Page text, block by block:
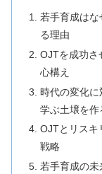
若手育成は
る理由
OJTを成功さ
心構え
時代の変化に
学ぶ土壌を作
OJTとリスキ
戦略
若手育成の